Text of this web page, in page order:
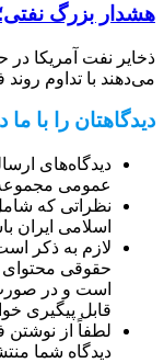
هشدار بزرگ نفتی؛
ذخایر نفت آمریکا
می‌دهند با تداوم روند فعلی
دیدگاهتان را با ما
دیدگاه‌های
عمومی
نظراتی که شامل
اسلامی ایران
لازم به ذکر
حقوقی محتوای
است و در
قابل پیگیری
لطفاً از نوشتن
دیدگاه شما